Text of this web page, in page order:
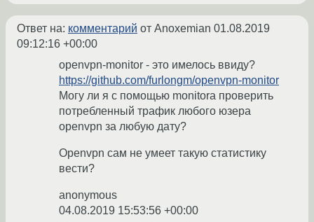
Ответ на: комментарий от Anoxemian 01.08.2019
09:12:16 +00:00
openvpn-monitor - это имелось ввиду?
https://github.com/furlongm/openvpn-monitor
Могу ли я с помощью monitora проверить
потребленный трафик любого юзера
openvpn за любую дату?
Openvpn сам не умеет такую статистику
вести?
anonymous
04.08.2019 15:53:56 +00:00